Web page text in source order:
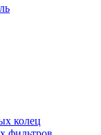
колец